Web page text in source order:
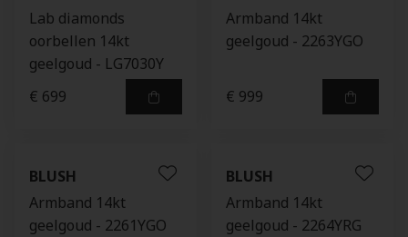
Lab diamonds
oorbellen 14kt
geelgoud - LG7030Y
€ 699
Armband 14kt
geelgoud - 2263YGO
€ 999
BLUSH
Armband 14kt
geelgoud - 2261YGO
BLUSH
Armband 14kt
geelgoud - 2264YRG